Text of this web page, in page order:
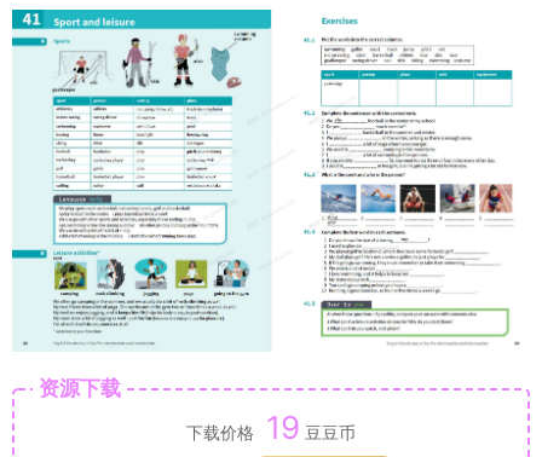
资源下载
下载价格 19 豆豆币